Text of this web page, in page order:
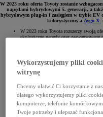
W 2023 roku oferta Toyoty zostanie
napędami hybrydowymi 5. generacji, a
hybrydowym plug-in i zasięgiem w trybie EV
kolorystyczne, a Aygo X i
W 2023 roku Toyota rozszerzy swoją
ekologiczne napędy oraz
Wykorzystujemy pliki
witrynę
Chcemy ułatwić Ci korzystanie z
dlatego wykorzystujemy pliki
komputerze, telefonie
Twoje potrzeby i ulepszać